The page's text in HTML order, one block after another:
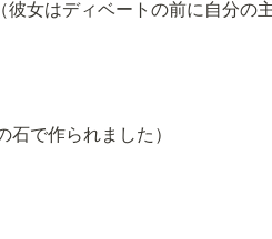
女はディベートの前に自分の
で作られました）